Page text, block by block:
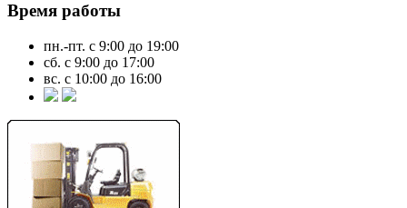
Время работы
пн.-пт. с 9:00 до 19:00
сб. с 9:00 до 17:00
вс. с 10:00 до 16:00